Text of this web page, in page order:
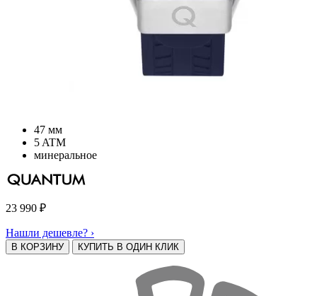
47 мм
5 ATM
минеральное
23 990 ₽
Нашли дешевле? ›
В КОРЗИНУ КУПИТЬ В ОДИН КЛИК